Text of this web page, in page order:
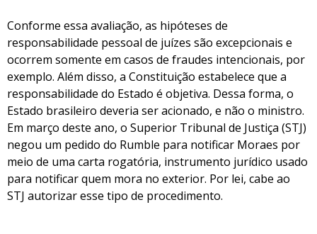
Conforme essa avaliação, as hipóteses de
responsabilidade pessoal de juízes são excepcionais e
ocorrem somente em casos de fraudes intencionais, por
exemplo. Além disso, a Constituição estabelece que a
responsabilidade do Estado é objetiva. Dessa forma, o
Estado brasileiro deveria ser acionado, e não o ministro.
Em março deste ano, o Superior Tribunal de Justiça (STJ)
negou um pedido do Rumble para notificar Moraes por
meio de uma carta rogatória, instrumento jurídico usado
para notificar quem mora no exterior. Por lei, cabe ao
STJ autorizar esse tipo de procedimento.